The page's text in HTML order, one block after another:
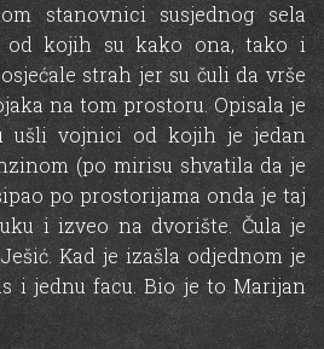
stanovnici susjednog sela
od kojih su kako ona, tako i
strah jer su čuli da vrše
na tom prostoru. Opisala je
ušli vojnici od kojih je jedan
(po mirisu shvatila da je
po prostorijama onda je taj
i izveo na dvorište. Čula je
Kad je izašla odjednom je
i jednu facu. Bio je to Marijan